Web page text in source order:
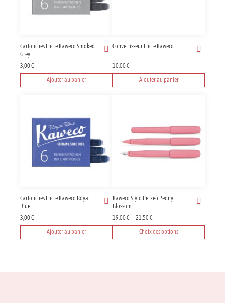
Cartouches Encre Kaweco Smoked
Grey
3,00€
Ajouter au panier
Convertisseur Encre Kaweco
10,00€
Ajouter au panier
Cartouches Encre Kaweco Royal
Blue
3,00€
Ajouter au panier
Kaweco Stylo Perkeo Peony
Blossom
19,00€ – 21,50€Plage
de
prix :
Choix des options